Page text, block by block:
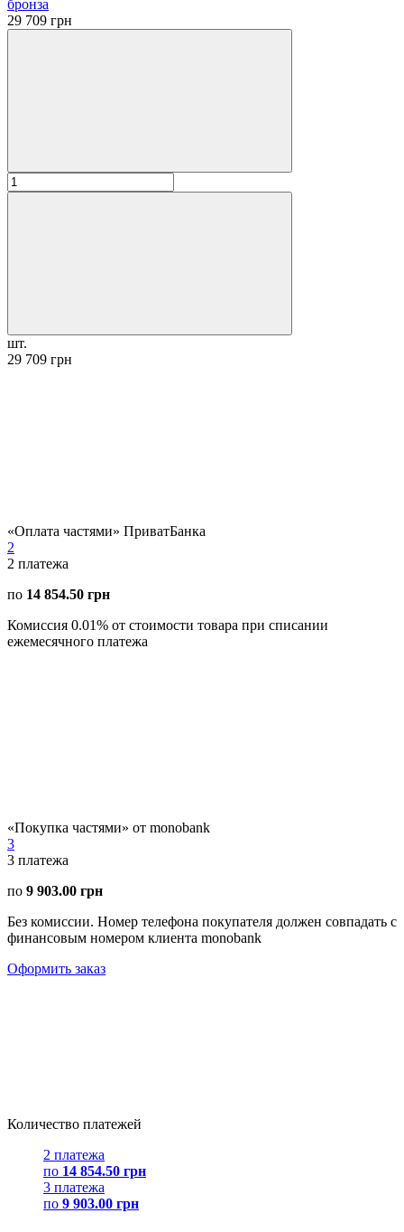
бронза
29 709 грн
шт.
29 709 грн
«Оплата частями» ПриватБанка
2
2 платежа
по 14 854.50 грн
Комиссия 0.01% от стоимости товара при списании
ежемесячного платежа
«Покупка частями» от monobank
3
3 платежа
по 9 903.00 грн
Без комиссии. Номер телефона покупателя должен совпадать с
финансовым номером клиента monobank
Оформить заказ
Количество платежей
2 платежа
по 14 854.50 грн
3 платежа
по 9 903.00 грн